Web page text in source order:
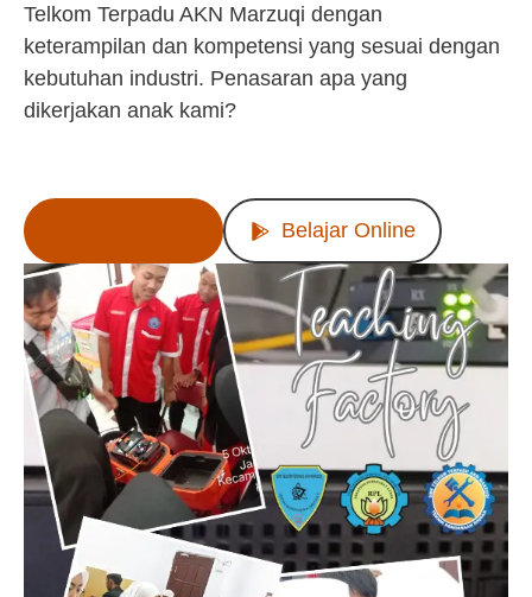
Telkom Terpadu AKN Marzuqi dengan
keterampilan dan kompetensi yang sesuai dengan
kebutuhan industri. Penasaran apa yang
dikerjakan anak kami?
Belajar Online